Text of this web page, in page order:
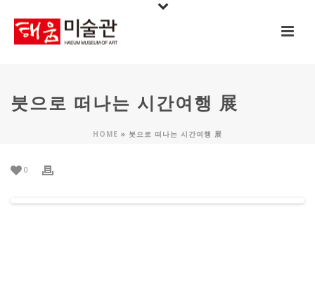
붓으로 떠나는 시간여행 展
HOME » 붓으로 떠나는 시간여행 展
0